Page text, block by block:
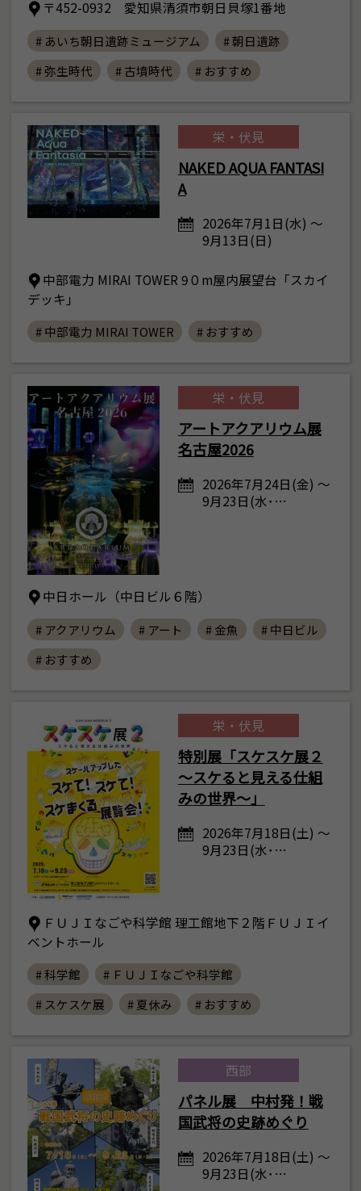
〒452-0932 愛知県清須市朝日貝塚1番地
# あいち朝日遺跡ミュージアム
# 朝日遺跡
# 弥生時代
# 古墳時代 # おすすめ
栄・伏見
NAKED AQUA FANTASI
A
2026年7月1日(水) ～
9月13日(日)
中部電力 MIRAI TOWER 9０m屋内展望台「スカイ
デッキ」
# 中部電力 MIRAI TOWER # おすすめ
栄・伏見
アートアクアリウム展
名古屋2026
2026年7月24日(金) ～
9月23日(水･…
中日ホール（中日ビル６階）
# アクアリウム # アート # 金魚
# 中日ビル
# おすすめ
栄・伏見
特別展「スケスケ展２
～スケると見える仕組
みの世界～」
2026年7月18日(土) ～
9月23日(水･…
ＦＵＪＩなごや科学館 理工館地下２階ＦＵＪＩイ
ベントホール
# 科学館
# ＦＵＪＩなごや科学館
# スケスケ展
# 夏休み # おすすめ
西部
パネル展 中村発！戦
国武将の史跡めぐり
2026年7月18日(土) ～
9月23日(水･…